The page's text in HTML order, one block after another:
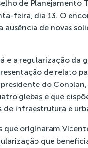
de Planejamento
feira, dia 13. O
ausência de novas
e a regularização da
de relato
do Conplan,
glebas e que
de infraestrutura e
originaram
que